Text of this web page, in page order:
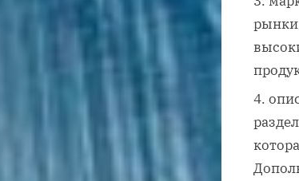
рынки